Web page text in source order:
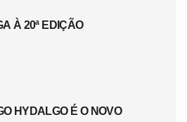
À 20ª EDIÇÃO
HYDALGO É O NOVO